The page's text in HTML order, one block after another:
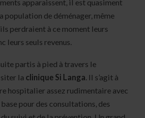
apparaissent, il est quasiment
population de déménager, même
perdraient à ce moment leurs
leurs seuls revenus.
partis à pied à travers le
la clinique Si Langa. Il s’agit à
hospitalier assez rudimentaire avec
pour des consultations, des